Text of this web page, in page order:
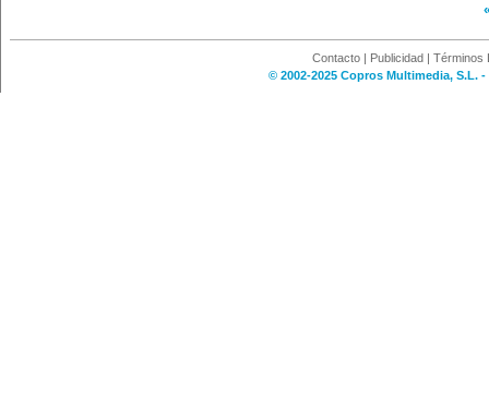
Contacto | Publicidad | Términos
© 2002-2025 Copros Multimedia, S.L.